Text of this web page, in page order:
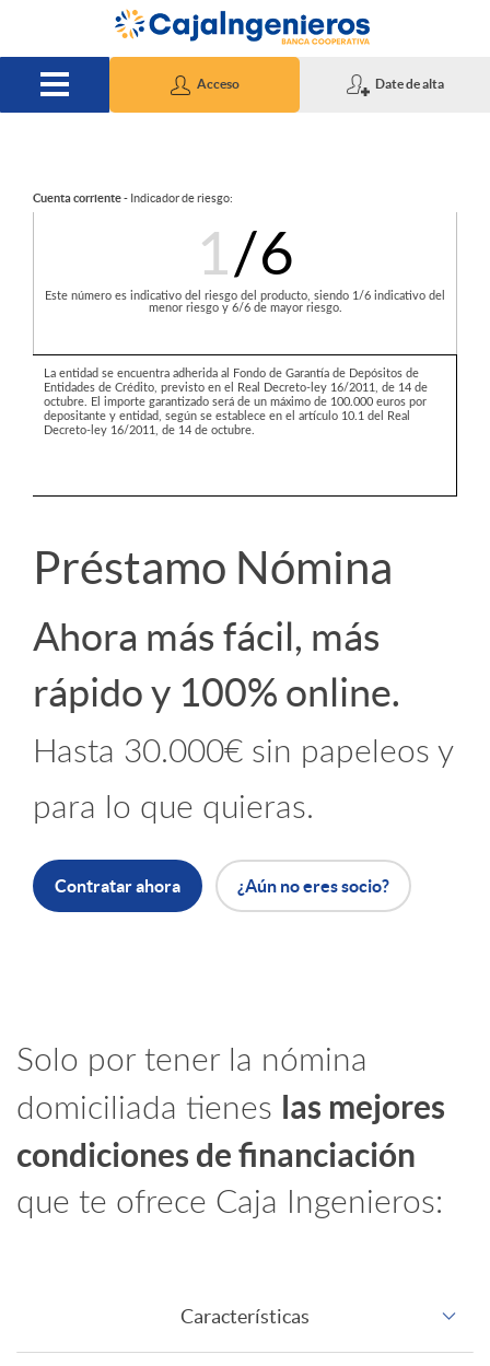
Saltar al contenido principal
Acceso Date de alta
S
e
P
r
e
s
t
m
o
N
Cuenta corriente- Indicador de riesgo:
1/6
Este número es indicativo del riesgo del producto, siendo 1/6 indicativo del
menor riesgo y 6/6 de mayor riesgo.
La entidad se encuentra adherida al Fondo de Garantía de Depósitos de
Entidades de Crédito, previsto en el Real Decreto-ley 16/2011, de 14 de
octubre. El importe garantizado será de un máximo de 100.000 euros por
depositante y entidad, según se establece en el artículo 10.1 del Real
Decreto-ley 16/2011, de 14 de octubre.
Préstamo Nómina
Ahora más fácil, más
rápido y 100% online.
Hasta 30.000€ sin papeleos y
para lo que quieras.
Contratar ahora ¿Aún no eres socio?
I
n
t
Solo por tener la nómina
domiciliada tienes las mejores
condiciones de financiación
que te ofrece Caja Ingenieros:
P
Características